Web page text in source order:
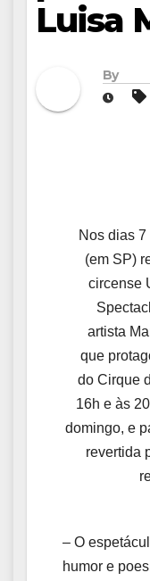
Luisa
By
Nos dias 7
(em SP)
circense
artista
que
do Cirque
16h e às
domingo, e
revertida
– O
humor e